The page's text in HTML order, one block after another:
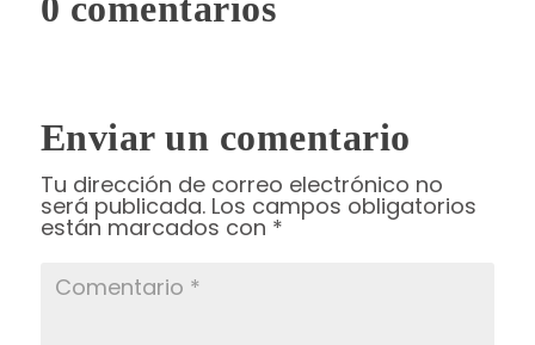
Enviar un comentario
Tu dirección de correo electrónico no
será publicada. Los campos obligatorios
están marcados con *